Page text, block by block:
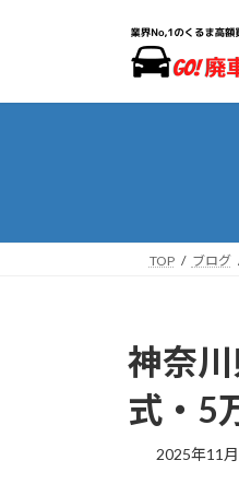
プ
動
TOP ブログ
神奈
式・5
2025年11